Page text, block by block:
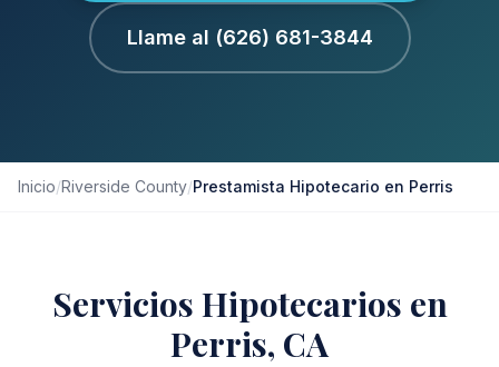
Llame al (626) 681-3844
Inicio/Riverside County/Prestamista Hipotecario en Perris
Servicios Hipotecarios en
Perris, CA